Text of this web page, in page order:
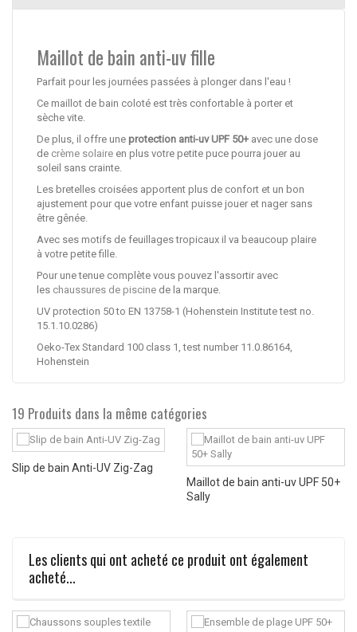
Maillot de bain anti-uv fille
Parfait pour les journées passées à plonger dans l'eau !
Ce maillot de bain coloté est très confortable à porter et
sèche vite.
De plus, il offre une protection anti-uv UPF 50+ avec une dose
de crème solaire en plus votre petite puce pourra jouer au
soleil sans crainte.
Les bretelles croisées apportent plus de confort et un bon
ajustement pour que votre enfant puisse jouer et nager sans
être gênée.
Avec ses motifs de feuillages tropicaux il va beaucoup plaire
à votre petite fille.
Pour une tenue complète vous pouvez l'assortir avec
les chaussures de piscine de la marque.
UV protection 50 to EN 13758-1 (Hohenstein Institute test no.
15.1.10.0286)
Oeko-Tex Standard 100 class 1, test number 11.0.86164,
Hohenstein
19 Produits dans la même catégories
Slip de bain Anti-UV Zig-Zag
Maillot de bain anti-uv UPF 50+
Sally
Les clients qui ont acheté ce produit ont également
acheté...